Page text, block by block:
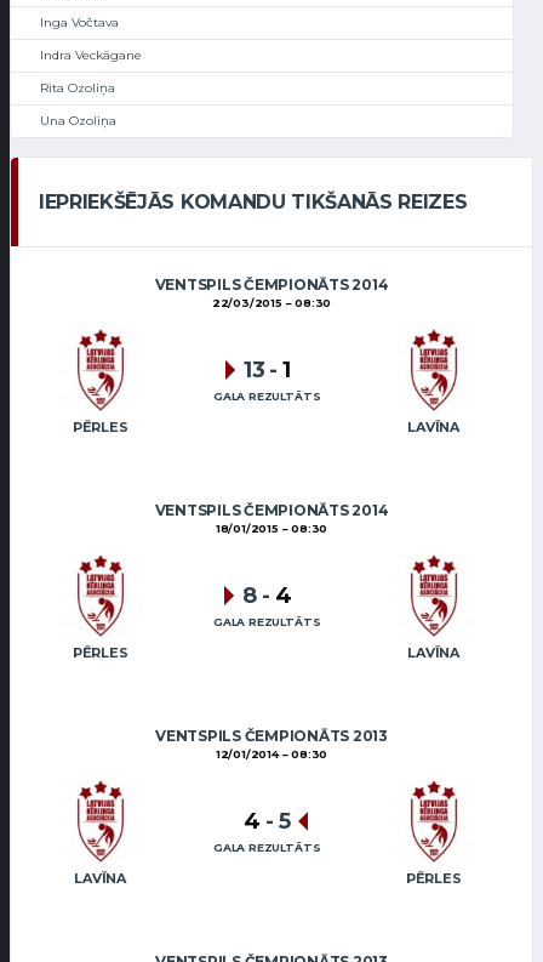
Inga Vočtava
Indra Veckāgane
Rita Ozoliņa
Una Ozoliņa
IEPRIEKŠĒJĀS KOMANDU TIKŠANĀS REIZES
VENTSPILS ČEMPIONĀTS 2014
22/03/2015 08:30
PĒRLES LAVĪNA
13 - 1
GALA REZULTĀTS
VENTSPILS ČEMPIONĀTS 2014
18/01/2015 08:30
PĒRLES LAVĪNA
8 - 4
GALA REZULTĀTS
VENTSPILS ČEMPIONĀTS 2013
12/01/2014 08:30
LAVĪNA PĒRLES
4 - 5
GALA REZULTĀTS